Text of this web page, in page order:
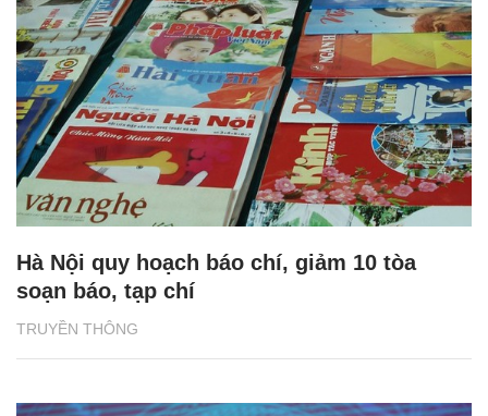
TRUYỀN THÔNG
Hà Nội quy hoạch báo chí, giảm 10 tòa
soạn báo, tạp chí